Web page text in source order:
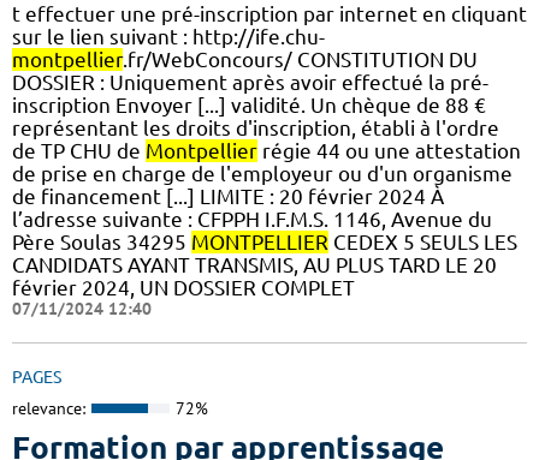
t effectuer une pré-inscription par internet en cliquant
sur le lien suivant : http://ife.chu-
montpellier.fr/WebConcours/ CONSTITUTION DU
DOSSIER : Uniquement après avoir effectué la pré-
inscription Envoyer [...] validité. Un chèque de 88 €
représentant les droits d'inscription, établi à l'ordre
de TP CHU de Montpellier régie 44 ou une attestation
de prise en charge de l'employeur ou d'un organisme
de financement [...] LIMITE : 20 février 2024 À
l’adresse suivante : CFPPH I.F.M.S. 1146, Avenue du
Père Soulas 34295 MONTPELLIER CEDEX 5 SEULS LES
CANDIDATS AYANT TRANSMIS, AU PLUS TARD LE 20
février 2024, UN DOSSIER COMPLET
07/11/2024 12:40
PAGES
relevance: 72%
Formation par apprentissage